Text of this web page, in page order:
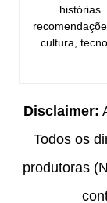
histórias.
cultura,
Disclaimer:
Todos os
produtoras